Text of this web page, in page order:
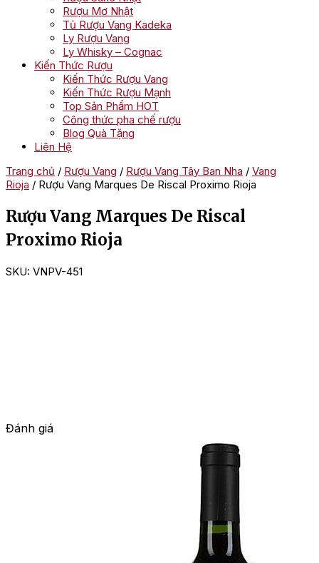
Rượu Mơ Nhật
Tủ Rượu Vang Kadeka
Ly Rượu Vang
Ly Whisky – Cognac
Kiến Thức Rượu
Kiến Thức Rượu Vang
Kiến Thức Rượu Mạnh
Top Sản Phẩm HOT
Công thức pha chế rượu
Blog Quà Tặng
Liên Hệ
Trang chủ / Rượu Vang / Rượu Vang Tây Ban Nha / Vang
Rioja / Rượu Vang Marques De Riscal Proximo Rioja
Rượu Vang Marques De Riscal
Proximo Rioja
SKU: VNPV-451
Đánh giá